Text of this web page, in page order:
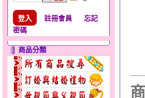
註冊會員
忘記
密碼
商品分類